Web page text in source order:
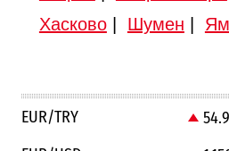
Хасково| Шумен
EUR/TRY